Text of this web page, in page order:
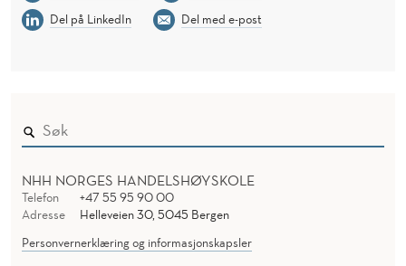
Del på LinkedIn
Del med e-post
NHH NORGES HANDELSHØYSKOLE
Telefon
+47 55 95 90 00
Adresse
Helleveien 30, 5045 Bergen
Personvernerklæring og informasjonskapsler